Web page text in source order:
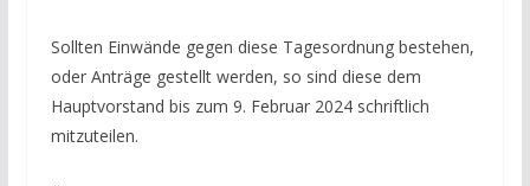
Sollten Einwände gegen diese Tagesordnung bestehen,
oder Anträge gestellt werden, so sind diese dem
Hauptvorstand bis zum 9. Februar 2024 schriftlich
mitzuteilen.